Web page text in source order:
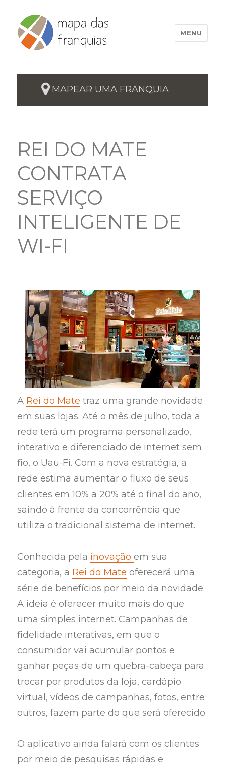
MENU
MAPEAR UMA FRANQUIA
REI DO MATE
CONTRATA
SERVIÇO
INTELIGENTE DE
WI-FI
A Rei do Mate traz uma grande novidade
em suas lojas. Até o mês de julho, toda a
rede terá um programa personalizado,
interativo e diferenciado de internet sem
fio, o Uau-Fi. Com a nova estratégia, a
rede estima aumentar o fluxo de seus
clientes em 10% a 20% até o final do ano,
saindo à frente da concorrência que
utiliza o tradicional sistema de internet.
Conhecida pela inovaçãoem sua
categoria, a Rei do Mate oferecerá uma
série de benefícios por meio da novidade.
A ideia é oferecer muito mais do que
uma simples internet. Campanhas de
fidelidade interativas, em que o
consumidor vai acumular pontos e
ganhar peças de um quebra-cabeça para
trocar por produtos da loja, cardápio
virtual, vídeos de campanhas, fotos, entre
outros, fazem parte do que será oferecido.
O aplicativo ainda falará com os clientes
por meio de pesquisas rápidas e